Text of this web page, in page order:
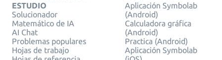
ESTUDIO
Solucionador
Matemático de IA
AI Chat
Problemas populares
Hojas de trabajo
Aplicación Symbolab
(Android)
Calculadora gráfica
(Android)
Practica (Android)
Aplicación Symbolab